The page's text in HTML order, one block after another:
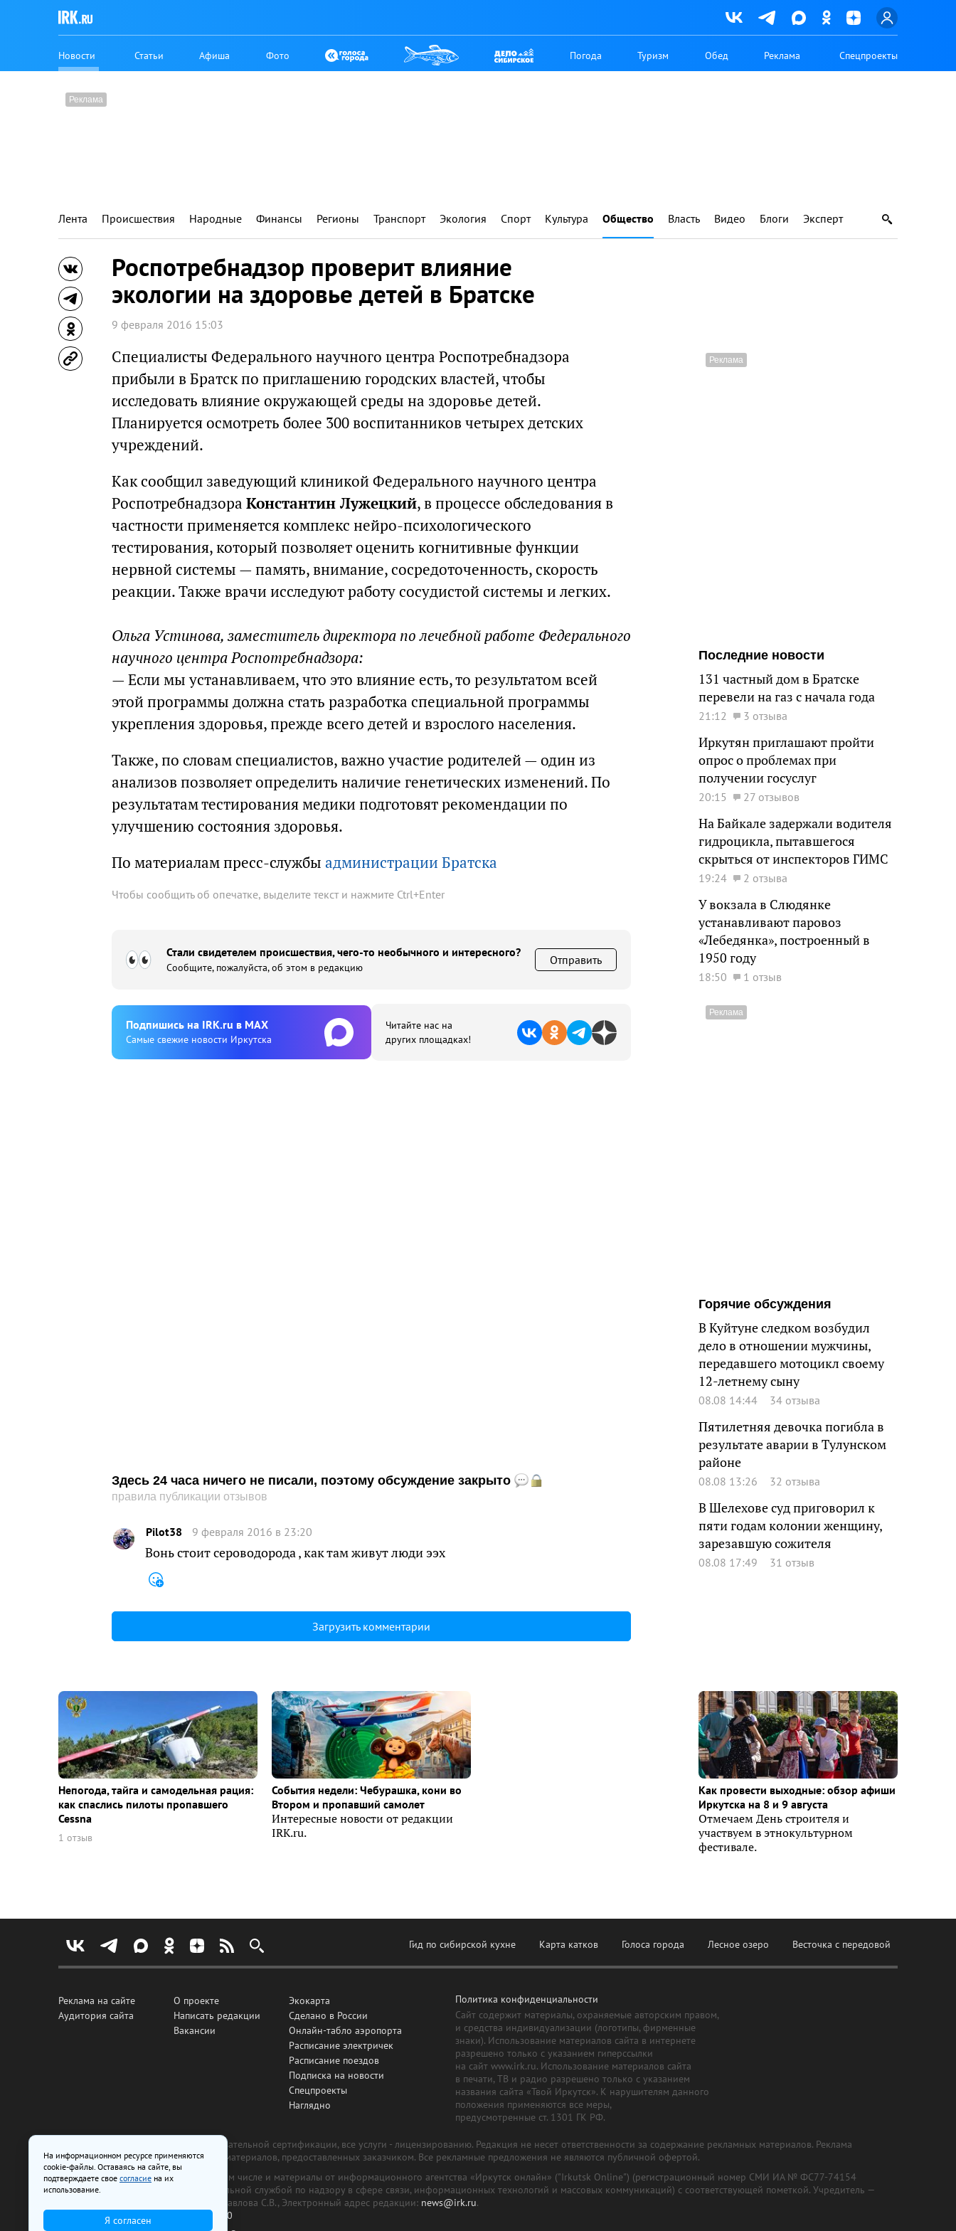
Новости Статьи Афиша Фото Погода Туризм Обед Реклама Спецпроекты
Лента Происшествия Народные Финансы Регионы Транспорт Экология Спорт Культура Общество Власть Видео Блоги Эксперт
Роспотребнадзор проверит влияние
экологии на здоровье детей в Братске
9 февраля 2016 15:03
Специалисты Федерального научного центра Роспотребнадзора
прибыли в Братск по приглашению городских властей, чтобы
исследовать влияние окружающей среды на здоровье детей.
Планируется осмотреть более 300 воспитанников четырех детских
учреждений.
Как сообщил заведующий клиникой Федерального научного центра
Роспотребнадзора Константин Лужецкий, в процессе обследования в
частности применяется комплекс нейро-психологического
тестирования, который позволяет оценить когнитивные функции
нервной системы — память, внимание, сосредоточенность, скорость
реакции. Также врачи исследуют работу сосудистой системы и легких.
Ольга Устинова, заместитель директора по лечебной работе Федерального
научного центра Роспотребнадзора:
— Если мы устанавливаем, что это влияние есть, то результатом всей
этой программы должна стать разработка специальной программы
укрепления здоровья, прежде всего детей и взрослого населения.
Также, по словам специалистов, важно участие родителей — один из
анализов позволяет определить наличие генетических изменений. По
результатам тестирования медики подготовят рекомендации по
улучшению состояния здоровья.
По материалам пресс-службы администрации Братска
Чтобы сообщить об опечатке, выделите текст и нажмите Ctrl+Enter
Стали свидетелем происшествия, чего-то необычного и интересного?
Сообщите, пожалуйста, об этом в редакцию
Отправить
Подпишиcь на IRK.ru в MAX
Cамые свежие новости Иркутска
Читайте нас на
других площадках!
Здесь 24 часа ничего не писали, поэтому обсуждение закрыто
правила публикации отзывов
Pilot38 9 февраля 2016 в 23:20
Вонь стоит сероводорода , как там живут люди ээх
Загрузить комментарии
Последние новости
131 частный дом в Братске
перевели на газ с начала года
21:12 3 отзыва
Иркутян приглашают пройти
опрос о проблемах при
получении госуслуг
20:15 27 отзывов
На Байкале задержали водителя
гидроцикла, пытавшегося
скрыться от инспекторов ГИМС
19:24 2 отзыва
У вокзала в Слюдянке
устанавливают паровоз
«Лебедянка», построенный в
1950 году
18:50 1 отзыв
Горячие обсуждения
В Куйтуне следком возбудил
дело в отношении мужчины,
передавшего мотоцикл своему
12-летнему сыну
08.08 14:44 34 отзыва
Пятилетняя девочка погибла в
результате аварии в Тулунском
районе
08.08 13:26 32 отзыва
В Шелехове суд приговорил к
пяти годам колонии женщину,
зарезавшую сожителя
08.08 17:49 31 отзыв
Непогода, тайга и самодельная рация:
как спаслись пилоты пропавшего
Cessna
1 отзыв
События недели: Чебурашка, кони во
Втором и пропавший самолет
Интересные новости от редакции
IRK.ru.
Как провести выходные: обзор афиши
Иркутска на 8 и 9 августа
Отмечаем День строителя и
участвуем в этнокультурном
фестивале.
Гид по сибирской кухне Карта катков Голоса города Лесное озеро Весточка с передовой
Реклама на сайте
Аудитория сайта
О проекте
Написать редакции
Вакансии
Экокарта
Сделано в России
Онлайн-табло аэропорта
Расписание электричек
Расписание поездов
Подписка на новости
Спецпроекты
Наглядно
Политика конфиденциальности
Сайт содержит материалы, охраняемые авторским правом,
и средства индивидуализации (логотипы, фирменные
знаки). Использование материалов сайта в интернете
разрешено только с указанием гиперссылки
на сайт www.irk.ru. Использование материалов сайта
в печати, ТВ и радио разрешено только с указанием
названия сайта «Твой Иркутск». К нарушителям данного
положения применяются все меры,
предусмотренные ст. 1301 ГК РФ.
Все рекламные товары подлежат обязательной сертификации, все услуги - лицензированию. Редакция не несет ответственности за содержание рекламных материалов. Реклама
изготовлена и размещена на основе материалов, предоставленных заказчиком. Все рекламные предложения не являются публичной офертой.
На сайте www.irk.ru размещаются в том числе и материалы от информационного агентства «Иркутск онлайн» ("Irkutsk Online") (регистрационный номер СМИ ИА № ФС77-74154
от 29 октября 2018 г., выдан Федеральной службой по надзору в сфере связи, информационных технологий и массовых коммуникаций) с соответствующей пометкой. Учредитель —
ООО «Ирк.ру». Главный редактор — Павлова С.В., Электронный адрес редакции: news@irk.ru.
Телефон редакции:
+7 (3952) 48-88-50
На информационном ресурсе применяются
cookie-файлы. Оставаясь на сайте, вы
подтверждаете свое согласие на их
использование.
Я согласен